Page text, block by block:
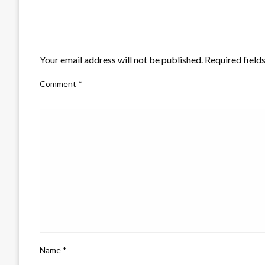
Your email address will not be published. Required
Comment *
Name *